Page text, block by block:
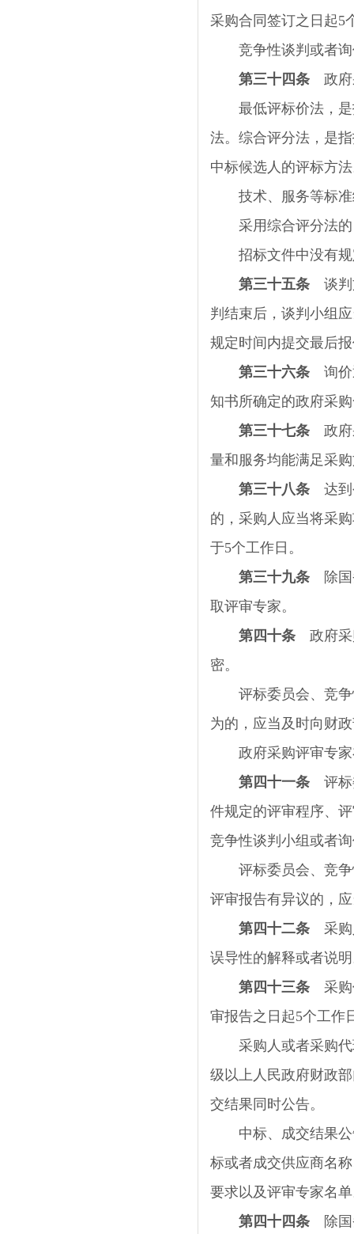
采购合同签订之日起5
竞争性谈判或者询
第三十四条 政府
最低评标价法，是
法。综合评分法，是
中标候选人的评标方
技术、服务等标准
采用综合评分法的
招标文件中没有规
第三十五条 谈判
判结束后，谈判小组
规定时间内提交最后
第三十六条 询价
知书所确定的政府采
第三十七条 政府
量和服务均能满足采
第三十八条 达到
的，采购人应当将采
于5个工作日。
第三十九条 除国
取评审专家。
第四十条 政府采
密。
评标委员会、竞争
为的，应当及时向财
政府采购评审专家
第四十一条 评标
件规定的评审程序、
竞争性谈判小组或者
评标委员会、竞争
评审报告有异议的，
第四十二条 采购
误导性的解释或者说
第四十三条 采购
审报告之日起5个工作
采购人或者采购代
级以上人民政府财政
交结果同时公告。
中标、成交结果公
标或者成交供应商名
要求以及评审专家名
第四十四条 除国